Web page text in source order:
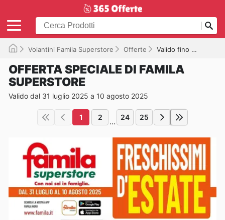
Volantini Famila Superstore Offerte Valido fino a 10/08/2025
OFFERTA SPECIALE DI FAMILA
SUPERSTORE
Valido dal 31 luglio 2025 a 10 agosto 2025
1 2 ... 24 25